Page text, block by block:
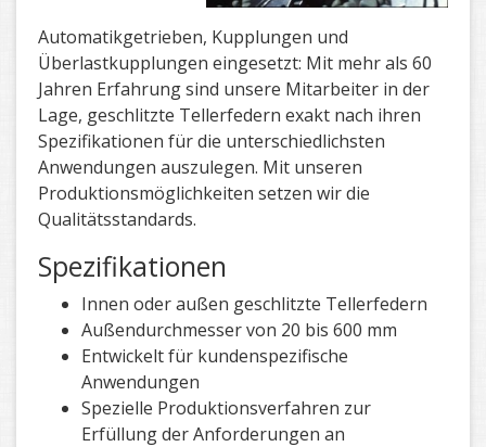
Automatikgetrieben, Kupplungen und
Überlastkupplungen eingesetzt: Mit mehr als 60
Jahren Erfahrung sind unsere Mitarbeiter in der
Lage, geschlitzte Tellerfedern exakt nach ihren
Spezifikationen für die unterschiedlichsten
Anwendungen auszulegen. Mit unseren
Produktionsmöglichkeiten setzen wir die
Qualitätsstandards.
Spezifikationen
Innen oder außen geschlitzte Tellerfedern
Außendurchmesser von 20 bis 600 mm
Entwickelt für kundenspezifische
Anwendungen
Spezielle Produktionsverfahren zur
Erfüllung der Anforderungen an